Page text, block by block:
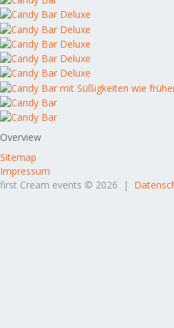
Overview
Sitemap
Impressum
first Cream events © 2026 |